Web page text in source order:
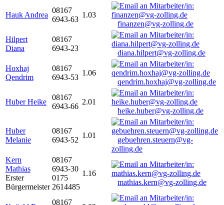
Hauk Andrea
08167
6943-63
1.03
finanzen@vg-zolling.de
Hilpert
Diana
08167
6943-23
diana.hilpert@vg-zolling.de
Hoxhaj
Qendrim
08167
6943-53
1.06
qendrim.hoxhaj@vg-zolling.de
Huber Heike
08167
6943-66
2.01
heike.huber@vg-zolling.de
Huber
Melanie
08167
6943-52
1.01
gebuehren.steuern@vg-
zolling.de
Kern
Mathias
Erster
Bürgermeister
08167
6943-30
0175
2614485
1.16
mathias.kern@vg-zolling.de
08167